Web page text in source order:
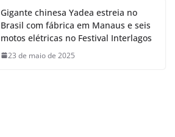
Gigante chinesa Yadea estreia no
Brasil com fábrica em Manaus e seis
motos elétricas no Festival Interlagos
23 de maio de 2025